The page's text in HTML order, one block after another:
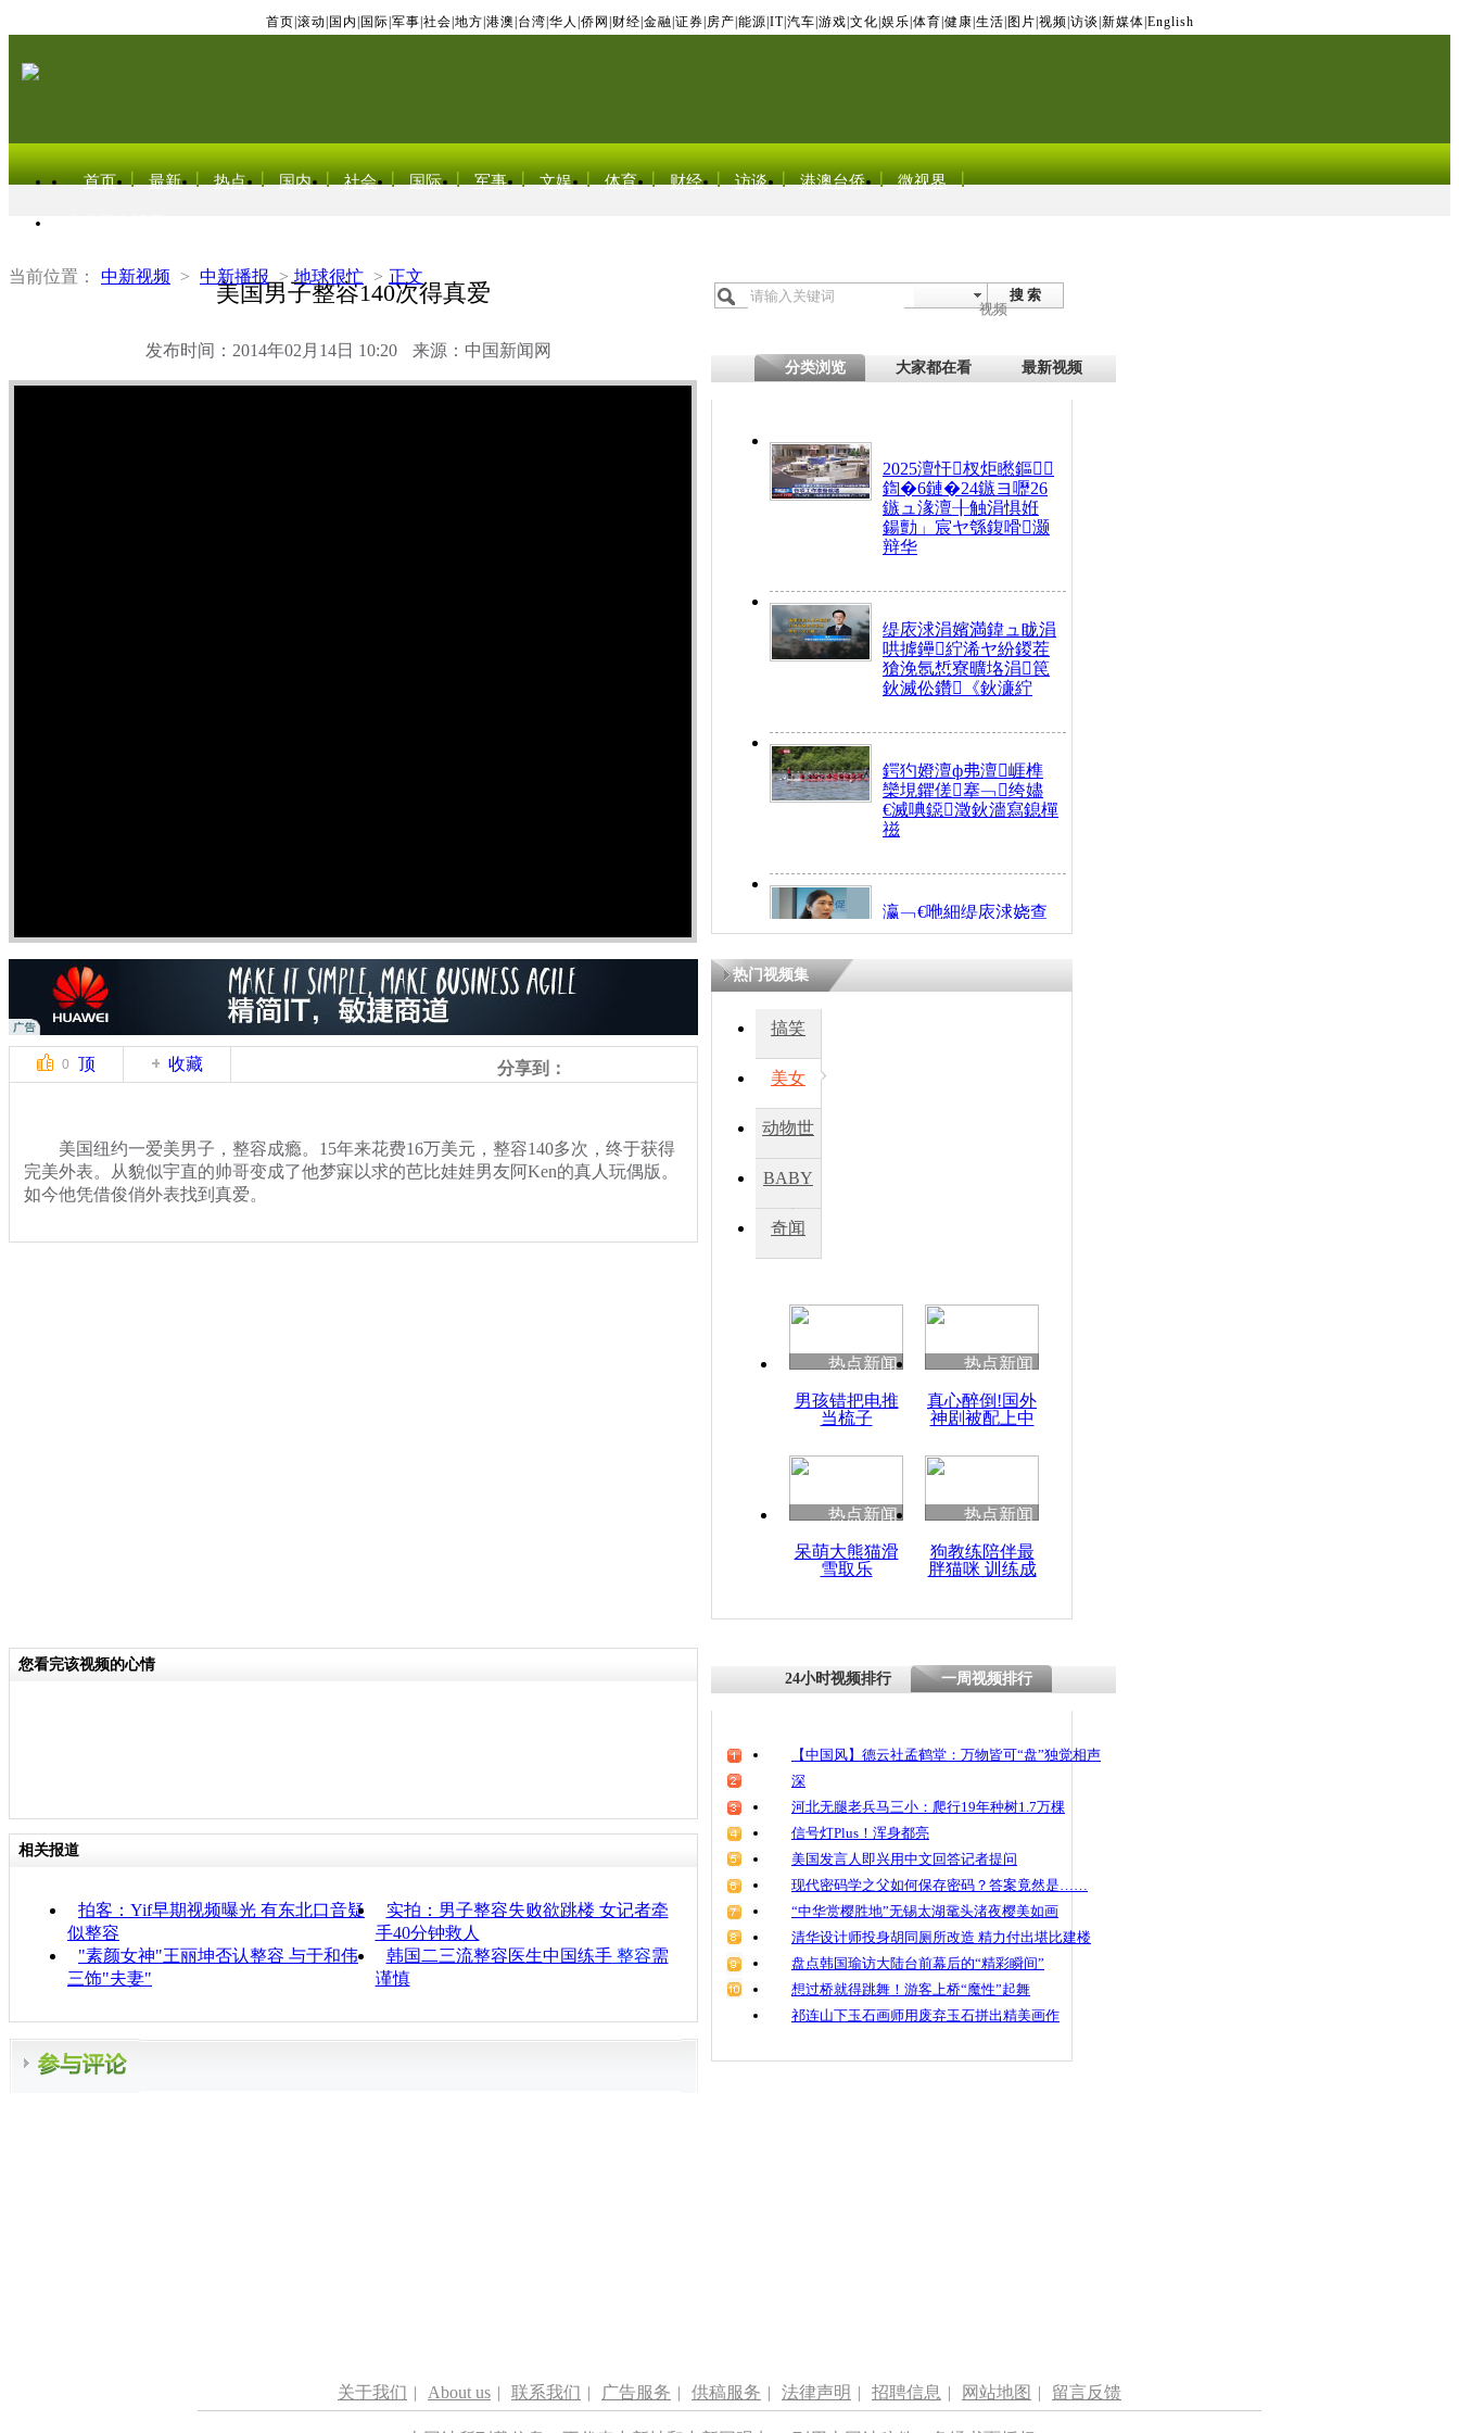
首页 滚动 国内 国际 军事 社会 地方 港澳 台湾 华人 侨网 财经 金融 证券 房产 能源 IT| 汽车 游戏 文化 娱乐 体育 健康 生活 图片 视频 访谈 新媒体 English
首页 最新 热点 国内 社会 国际 军事 文娱 体育 财经 访谈 港澳台侨 微视界
当前位置： 中新视频 > 中新播报 > 地球很忙 > 正文
美国男子整容140次得真爱
发布时间：2014年02月14日 10:20 来源：中国新闻网
搜 索
视频
分类浏览 大家都在看 最新视频
2025澶忓杈炬矁鏂
鍧�6鏈�24鏃ヨ嚦26
鏃ュ湪澶╂触涓惧姙
鍚勯」宸ヤ綔鍑嗗灏
辩华
缇庡浗涓嬪満鍏ュ眬涓
哄摢鑸紵浠ヤ紛鍐茬
獊浼氬惁寮曠垎涓笢
鈥滅伀鑽《鈥濓紵
鍔犳嬁澶ф弗澶崕榫
欒垷鑺傞搴﹁绔嬧
€滅唺鐚澂鈥濇寫鎴樿
禌
瀛﹁€咃細缇庡浗娆查
€间笢鍗椾簹涓庝腑鍥
熷悎浣� 涓ㄥ浗闄呰
0 顶 收藏 分享到：
美国纽约一爱美男子，整容成瘾。15年来花费16万美元，整容140多次，终于获得
完美外表。从貌似宇直的帅哥变成了他梦寐以求的芭比娃娃男友阿Ken的真人玩偶版。
如今他凭借俊俏外表找到真爱。
热门视频集
搞笑
美女
动物世
BABY
秀
奇闻
热点新闻
男孩错把电推
当梳子
热点新闻
真心醉倒!国外
神剧被配上中
热点新闻
呆萌大熊猫滑
雪取乐
热点新闻
狗教练陪伴最
胖猫咪 训练成
您看完该视频的心情
相关报道
拍客：Yif早期视频曝光 有东北口音疑
似整容
实拍：男子整容失败欲跳楼 女记者牵
手40分钟救人
"素颜女神"王丽坤否认整容 与于和伟
三饰"夫妻"
韩国二三流整容医生中国练手整容需
谨慎
24小时视频排行 一周视频排行
【中国风】德云社孟鹤堂：万物皆可“盘”独觉相声
深
河北无腿老兵马三小：爬行19年种树1.7万棵
信号灯Plus！浑身都亮
美国发言人即兴用中文回答记者提问
现代密码学之父如何保存密码？答案竟然是……
“中华赏樱胜地”无锡太湖鼋头渚夜樱美如画
清华设计师投身胡同厕所改造 精力付出堪比建楼
盘点韩国瑜访大陆台前幕后的“精彩瞬间”
想过桥就得跳舞！游客上桥“魔性”起舞
祁连山下玉石画师用废弃玉石拼出精美画作
关于我们 | About us | 联系我们 | 广告服务 | 供稿服务 | 法律声明 | 招聘信息 | 网站地图 | 留言反馈